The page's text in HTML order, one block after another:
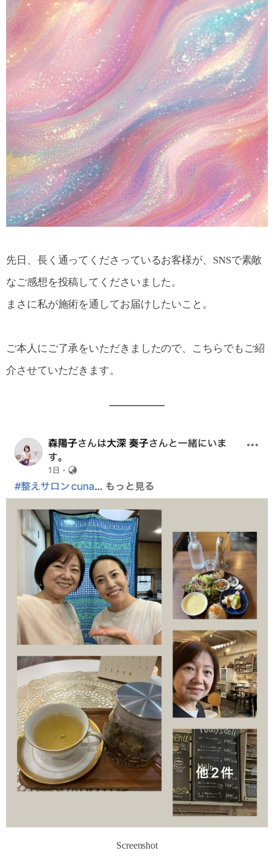
先日、長く通ってくださっているお客様が、SNSで素敵
なご感想を投稿してくださいました。
まさに私が施術を通してお届けしたいこと。
ご本人にご了承をいただきましたので、こちらでもご紹
介させていただきます。
Screenshot